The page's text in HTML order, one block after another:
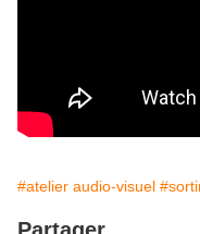
#atelier audio-visuel